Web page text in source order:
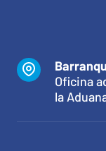
Oficina
la